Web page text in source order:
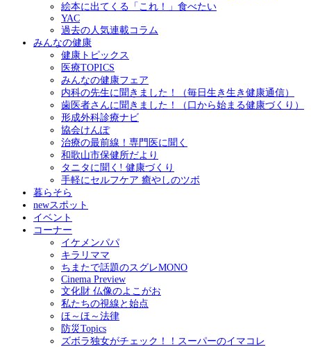
絵本に出てくる「これ！」食べたい
YAC
過去の人気連載コラム
みんなの健康
健康トピックス
医療TOPICS
みんなの健康フェア
内科の先生に聞きました！（毎日生き生き健康通信）
歯医者さんに聞きました！（口から始まる健康づくり）
形成外科診療ナビ
協会けんぽ
治療の最前線！専門医に聞く
和歌山市保健所だより
タニタに聞く! 健康づくり
手軽にセルフケア 癒やしのツボ
暮らそら
newスポット
イベント
コーナー
イケメンパパ
キラリママ
ちまたで話題のスグレMONO
Cinema Preview
文化財 仏像のよこがお
私たちの視線と始点
ほ～ほ～法律
防災Topics
ズボラ独女がチェック！！スーパーのイマコレ